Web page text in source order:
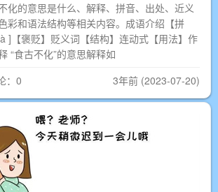
化的意思是什么、解释、拼音、出处、近义
彩和语法结构等相关内容。成语介绍【拼
]【褒贬】贬义词【结构】连动式【用法】作
“食古不化”的意思解释如
：0
3年前 (2023-07-20)